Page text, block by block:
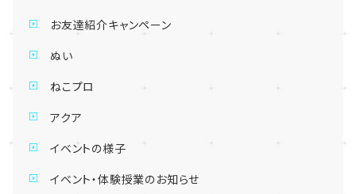
お友達紹介キャンペーン
ぬい
ねこプロ
アクア
イベントの様子
イベント・体験授業のお知らせ